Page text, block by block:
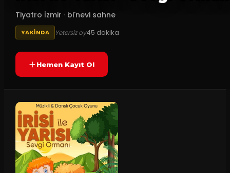
Tiyatro İzmir · bi'nevi sahne
YAKINDA Yetersiz oy45 dakika
Hemen Kayıt Ol